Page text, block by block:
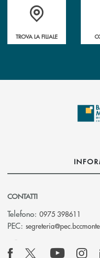
Accedi all' elenco
TROVA LA FILIALE
CONTATTI
Telefono: 0975 398611
PEC: